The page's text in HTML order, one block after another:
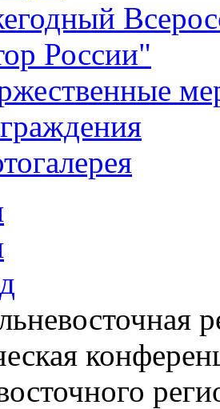
России"